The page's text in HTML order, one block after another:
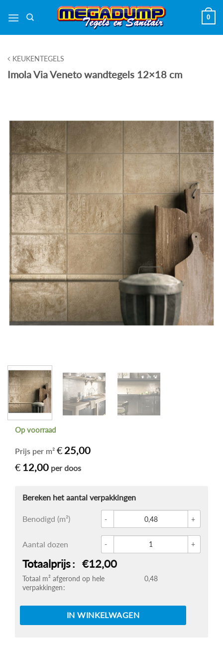
naar
0
KEUKENTEGELS
Imola Via Veneto wandtegels 12×18 cm
Prijs per m² € 25,00
€ 12,00 per doos
Op voorraad
Benodigd (m²)
Aantal dozen Imola
Totaal m² afgerond op hele
verpakkingen
0,48
Totaalprijs €12,00
IN WINKELWAGEN